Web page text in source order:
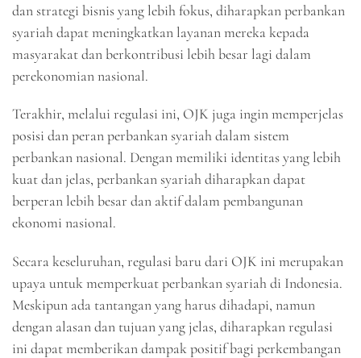
dan strategi bisnis yang lebih fokus, diharapkan perbankan
syariah dapat meningkatkan layanan mereka kepada
masyarakat dan berkontribusi lebih besar lagi dalam
perekonomian nasional.
Terakhir, melalui regulasi ini, OJK juga ingin memperjelas
posisi dan peran perbankan syariah dalam sistem
perbankan nasional. Dengan memiliki identitas yang lebih
kuat dan jelas, perbankan syariah diharapkan dapat
berperan lebih besar dan aktif dalam pembangunan
ekonomi nasional.
Secara keseluruhan, regulasi baru dari OJK ini merupakan
upaya untuk memperkuat perbankan syariah di Indonesia.
Meskipun ada tantangan yang harus dihadapi, namun
dengan alasan dan tujuan yang jelas, diharapkan regulasi
ini dapat memberikan dampak positif bagi perkembangan